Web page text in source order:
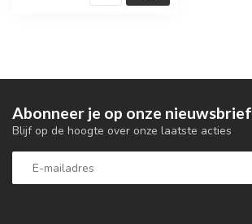
Abonneer je op onze nieuwsbrief
Blijf op de hoogte over onze laatste acties